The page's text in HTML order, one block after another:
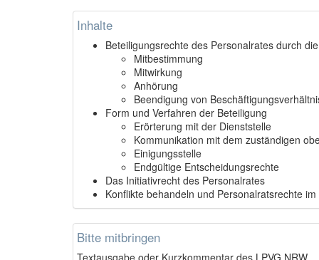
Inhalte
Beteiligungsrechte des Personalrates durch
Mitbestimmung
Mitwirkung
Anhörung
Beendigung von
Form und Verfahren der Beteiligung
Erörterung mit der Dienststelle
Kommunikation mit dem zuständigen
Einigungsstelle
Endgültige Entscheidungsrechte
Das Initiativrecht des Personalrates
Konflikte behandeln und Personalratsrechte
Bitte mitbringen